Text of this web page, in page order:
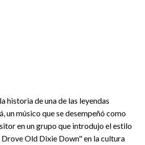
historia de una de las leyendas
un músico que se desempeñó como
en un grupo que introdujo el estilo
Old Dixie Down" en la cultura